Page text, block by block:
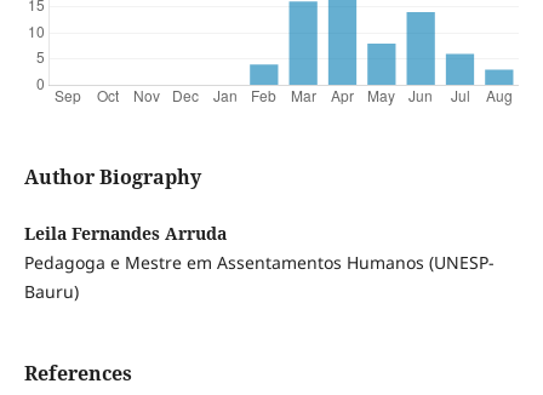
Author Biography
Leila Fernandes Arruda
Pedagoga e Mestre em Assentamentos Humanos (UNESP-
Bauru)
References